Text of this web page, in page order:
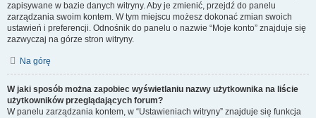
zapisywane w bazie danych witryny. Aby je zmienić, przejdź do panelu
zarządzania swoim kontem. W tym miejscu możesz dokonać zmian swoich
ustawień i preferencji. Odnośnik do panelu o nazwie “Moje konto” znajduje się
zazwyczaj na górze stron witryny.
Na górę
W jaki sposób można zapobiec wyświetlaniu nazwy użytkownika na liście
użytkowników przeglądających forum?
W panelu zarządzania kontem, w “Ustawieniach witryny” znajduje się funkcja